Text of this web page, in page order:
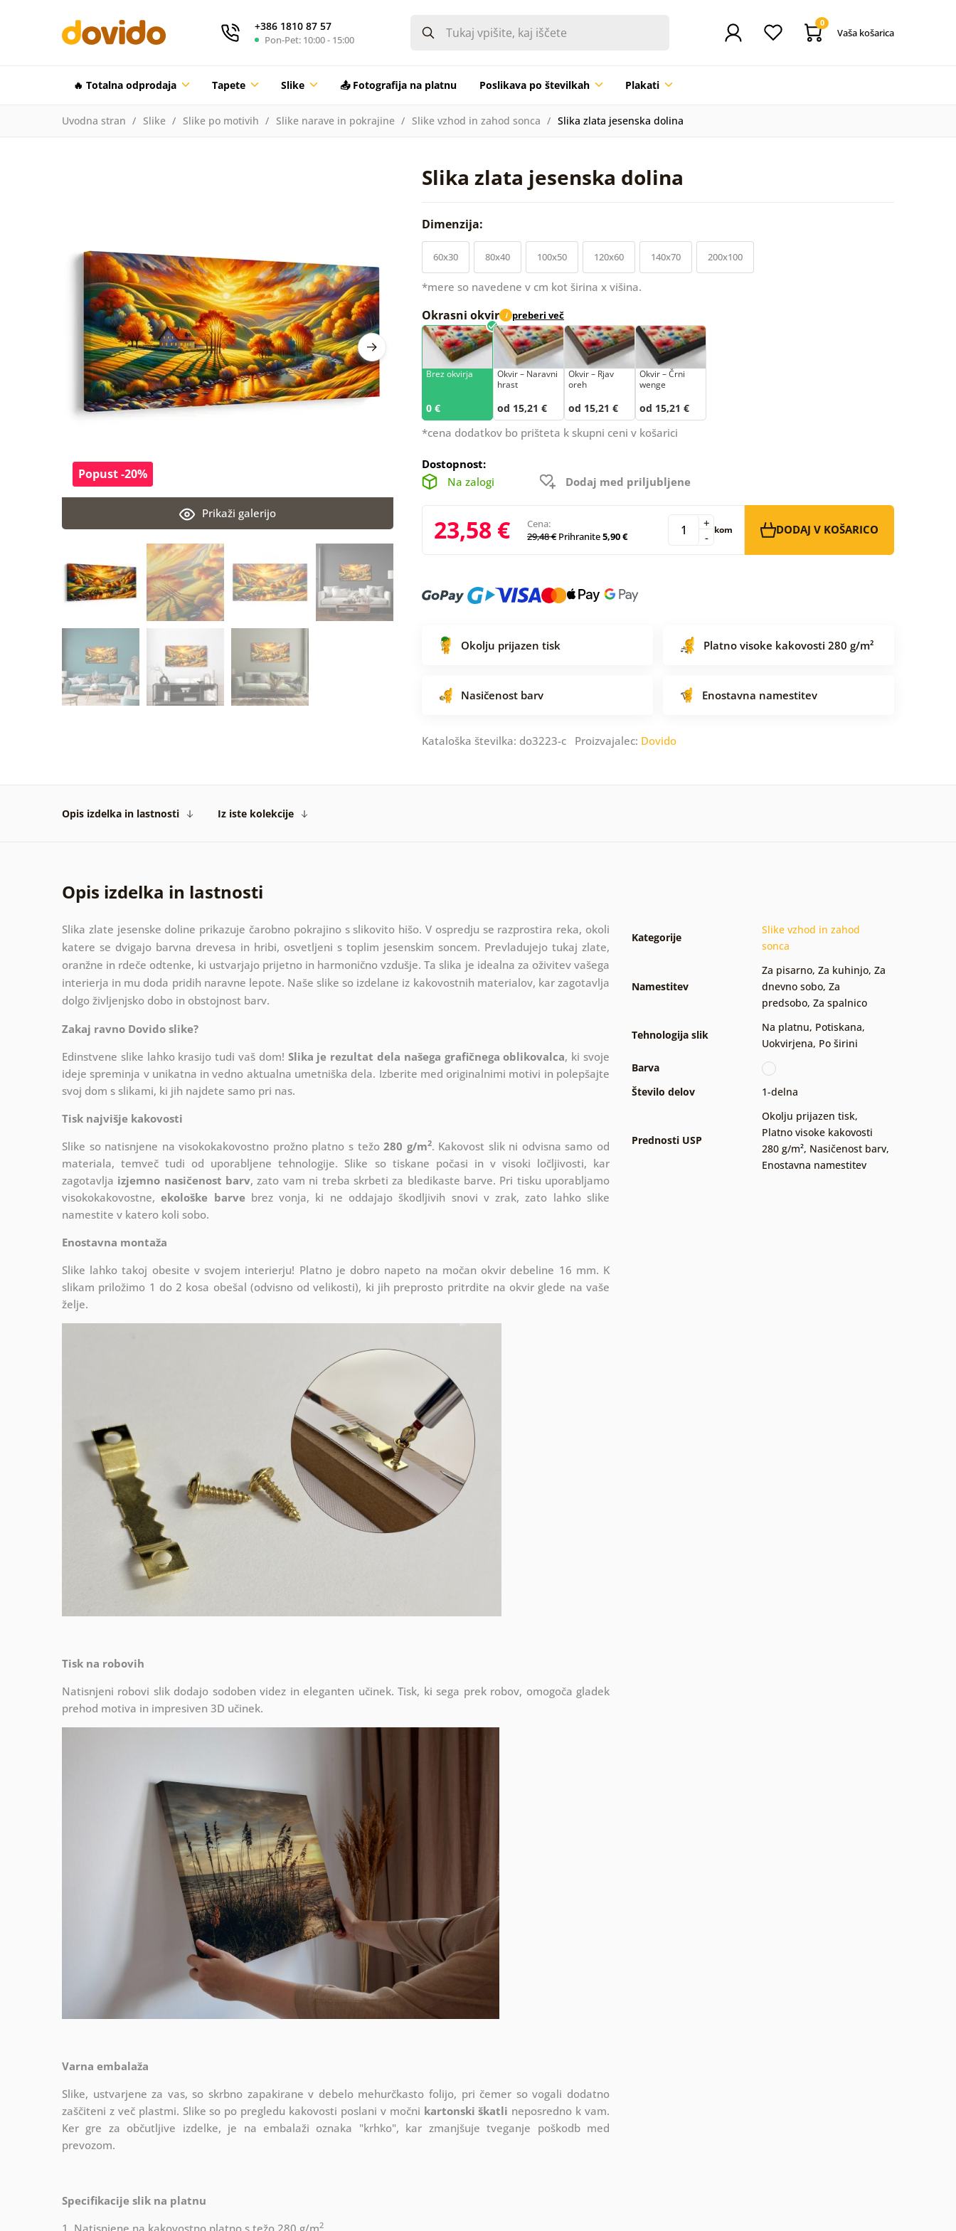
+386 1810 87 57
Pon-Pet: 10:00 - 15:00
0
Vaša košarica
🔥 Totalna odprodaja Tapete Slike 📤 Fotografija na platnu Poslikava po številkah Plakati
Uvodna stran Slike Slike po motivih Slike narave in pokrajine Slike vzhod in zahod sonca Slika zlata jesenska dolina
Slika zlata jesenska dolina
Prikaži galerijo
Popust -20%
Dimenzija:
60x30 80x40 100x50 120x60 140x70 200x100
*mere so navedene v cm kot širina x višina.
Okrasni okvir i preberi več
Brez okvirja
0 €
Okvir – Naravni
hrast
od 15,21 €
Okvir – Rjav
oreh
od 15,21 €
Okvir – Črni
wenge
od 15,21 €
*cena dodatkov bo prišteta k skupni ceni v košarici
Dostopnost:
Na zalogi
Dodaj med priljubljene
23,58 €
Cena:
29,48 € Prihranite5,90 € -
+ kom DODAJ V KOŠARICO
Okolju prijazen tisk Platno visoke kakovosti 280 g/m²
Nasičenost barv Enostavna namestitev
Kataloška številka: do3223-c Proizvajalec: Dovido
Opis izdelka in lastnosti Iz iste kolekcije
Opis izdelka in lastnosti
Slika zlate jesenske doline prikazuje čarobno pokrajino s slikovito hišo. V ospredju se razprostira reka, okoli
katere se dvigajo barvna drevesa in hribi, osvetljeni s toplim jesenskim soncem. Prevladujejo tukaj zlate,
oranžne in rdeče odtenke, ki ustvarjajo prijetno in harmonično vzdušje. Ta slika je idealna za oživitev vašega
interierja in mu doda pridih naravne lepote. Naše slike so izdelane iz kakovostnih materialov, kar zagotavlja
dolgo življenjsko dobo in obstojnost barv.
Zakaj ravno Dovido slike?
Edinstvene slike lahko krasijo tudi vaš dom! Slika je rezultat dela našega grafičnega oblikovalca, ki svoje
ideje spreminja v unikatna in vedno aktualna umetniška dela. Izberite med originalnimi motivi in polepšajte
svoj dom s slikami, ki jih najdete samo pri nas.
Tisk najvišje kakovosti
Slike so natisnjene na visokokakovostno prožno platno s težo280 g/m2. Kakovost slik ni odvisna samo od
materiala, temveč tudi od uporabljene tehnologije. Slike so tiskane počasi in v visoki ločljivosti, kar
zagotavlja izjemno nasičenost barv, zato vam ni treba skrbeti za bledikaste barve. Pri tisku uporabljamo
visokokakovostne,ekološke barvebrez vonja, ki ne oddajajo škodljivih snovi v zrak, zato lahko slike
namestite v katero koli sobo.
Enostavna montaža
Slike lahko takoj obesite v svojem interierju! Platno je dobro napeto na močan okvir debeline 16 mm. K
slikam priložimo 1 do 2 kosa obešal (odvisno od velikosti), ki jih preprosto pritrdite na okvir glede na vaše
želje.
Tisk na robovih
Natisnjeni robovi slik dodajo sodoben videz in eleganten učinek. Tisk, ki sega prek robov, omogoča gladek
prehod motiva in impresiven 3D učinek.
Varna embalaža
Slike, ustvarjene za vas, so skrbno zapakirane v debelo mehurčkasto folijo, pri čemer so vogali dodatno
zaščiteni z več plastmi. Slike so po pregledu kakovosti poslani v močni kartonski škatli neposredno k vam.
Ker gre za občutljive izdelke, je na embalaži oznaka "krhko", kar zmanjšuje tveganje poškodb med
prevozom.
Specifikacije slik na platnu
1. Natisnjene na kakovostno platno s težo 280 g/m2
Kategorije
Slike vzhod in zahod
sonca
Namestitev
Za pisarno, Za kuhinjo, Za
dnevno sobo, Za
predsobo, Za spalnico
Tehnologija slik
Na platnu, Potiskana,
Uokvirjena, Po širini
Barva
Število delov
1-delna
Prednosti USP
Okolju prijazen tisk,
Platno visoke kakovosti
280 g/m², Nasičenost barv,
Enostavna namestitev